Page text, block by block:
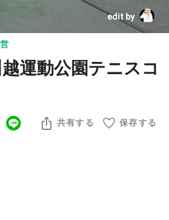
edit by
運動公園テニスコ
共有する 保存する